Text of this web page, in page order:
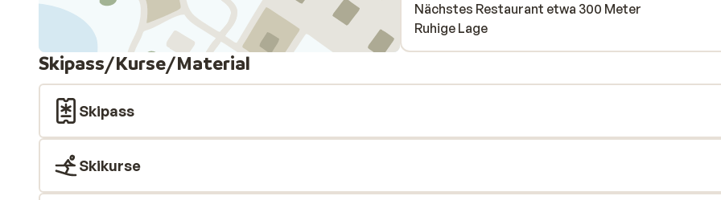
Nächstes Restaurant etwa 300 Meter
Ruhige Lage
Skipass/Kurse/Material
Skipass
Skikurse